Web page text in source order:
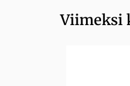
Viimeksi